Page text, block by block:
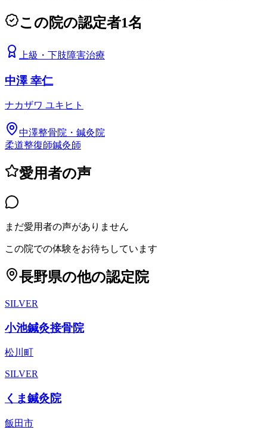
この院の認定者1名
上級 ・ 下肢障害治療
中澤 幸仁
ナカザワ ユキヒト
中澤整骨院・鍼灸院
柔道整復師鍼灸師
愛用者の声
まだ愛用者の声がありません
この院での体験をお待ちしています
長野県の他の認定院
SILVER
小池鍼灸接骨院
松川町
SILVER
くま鍼灸院
飯田市